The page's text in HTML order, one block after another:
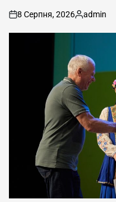
on
8 Серпня, 2026 admin